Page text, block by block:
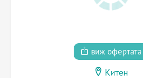
виж офертата
Китен